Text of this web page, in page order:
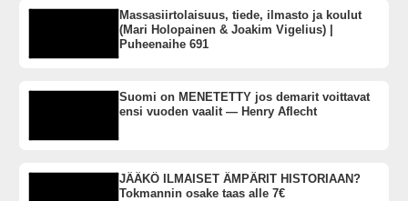
Massasiirtolaisuus, tiede, ilmasto ja koulut
(Mari Holopainen & Joakim Vigelius) |
Puheenaihe 691
Suomi on MENETETTY jos demarit voittavat
ensi vuoden vaalit — Henry Aflecht
JÄÄKÖ ILMAISET ÄMPÄRIT HISTORIAAN?
Tokmannin osake taas alle 7€